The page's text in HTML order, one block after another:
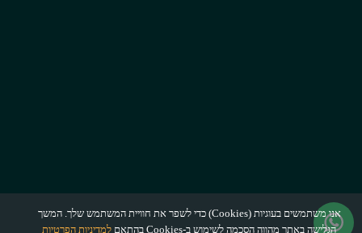
אנו משתמשים בעוגיות (Cookies) כדי לשפר את חוויית המשתמש שלך. המשך
הגלישה באתר מהווה הסכמה לשימוש ב-Cookies בהתאם
למדיניות הפרטיות